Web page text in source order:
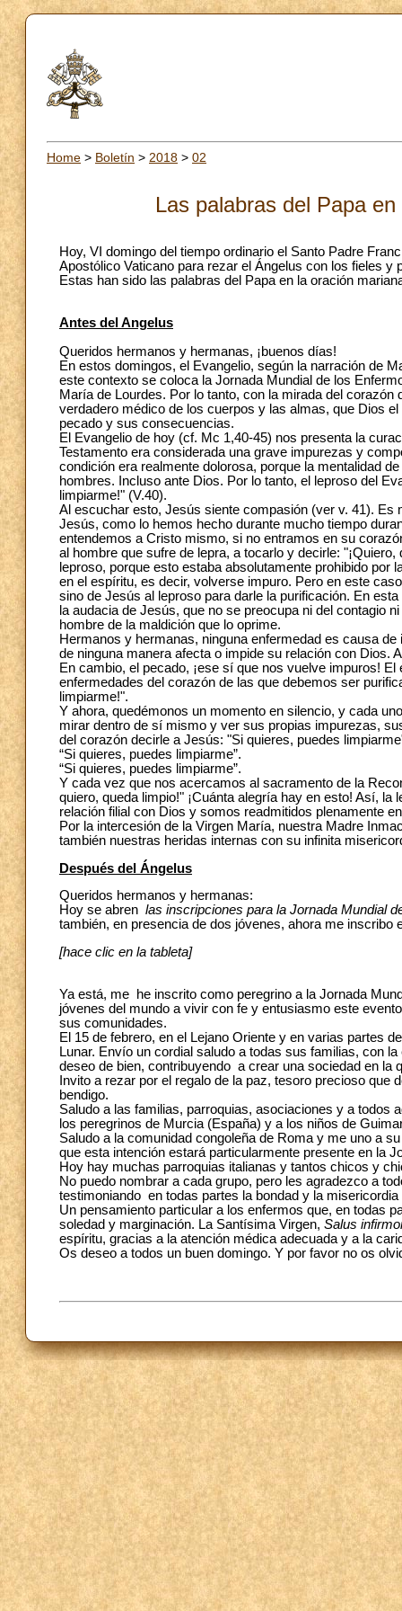
Home > Boletín > 2018 > 02
Las palabras del Papa
Hoy, VI domingo del tiempo ordinario el Santo Padre
Apostólico Vaticano para rezar el Ángelus con los fieles
Estas han sido las palabras del Papa en la oración
Antes del Angelus
Queridos hermanos y hermanas, ¡buenos días!
En estos domingos, el Evangelio, según la narración de
este contexto se coloca la Jornada Mundial de los
María de Lourdes. Por lo tanto, con la mirada del
verdadero médico de los cuerpos y las almas, que Dios
pecado y sus consecuencias.
El Evangelio de hoy (cf. Mc 1,40-45) nos presenta la
Testamento era considerada una grave impurezas y
condición era realmente dolorosa, porque la mentalidad
hombres. Incluso ante Dios. Por lo tanto, el leproso del
limpiarme!" (V.40).
Al escuchar esto, Jesús siente compasión (ver v. 41). Es
Jesús, como lo hemos hecho durante mucho tiempo
entendemos a Cristo mismo, si no entramos en su
al hombre que sufre de lepra, a tocarlo y decirle:
leproso, porque esto estaba absolutamente prohibido
en el espíritu, es decir, volverse impuro. Pero en este
sino de Jesús al leproso para darle la purificación. En
la audacia de Jesús, que no se preocupa ni del contagio
hombre de la maldición que lo oprime.
Hermanos y hermanas, ninguna enfermedad es causa
de ninguna manera afecta o impide su relación con Dios.
En cambio, el pecado, ¡ese sí que nos vuelve impuros!
enfermedades del corazón de las que debemos ser
limpiarme!".
Y ahora, quedémonos un momento en silencio, y cada
mirar dentro de sí mismo y ver sus propias impurezas,
del corazón decirle a Jesús: "Si quieres, puedes
“Si quieres, puedes limpiarme”.
“Si quieres, puedes limpiarme”.
Y cada vez que nos acercamos al sacramento de la
quiero, queda limpio!" ¡Cuánta alegría hay en esto! Así,
relación filial con Dios y somos readmitidos plenamente
Por la intercesión de la Virgen María, nuestra Madre
también nuestras heridas internas con su infinita
Después del Ángelus
Queridos hermanos y hermanas:
Hoy se abren las inscripciones para la Jornada Mundial
también, en presencia de dos jóvenes, ahora me inscribo
[hace clic en la tableta]
Ya está, me he inscrito como peregrino a la Jornada
jóvenes del mundo a vivir con fe y entusiasmo este
sus comunidades.
El 15 de febrero, en el Lejano Oriente y en varias partes
Lunar. Envío un cordial saludo a todas sus familias, con
deseo de bien, contribuyendo a crear una sociedad en la
Invito a rezar por el regalo de la paz, tesoro precioso
bendigo.
Saludo a las familias, parroquias, asociaciones y a todos
los peregrinos de Murcia (España) y a los niños de
Saludo a la comunidad congoleña de Roma y me uno a
que esta intención estará particularmente presente en la
Hoy hay muchas parroquias italianas y tantos chicos y
No puedo nombrar a cada grupo, pero les agradezco a
testimoniando en todas partes la bondad y la misericordia
Un pensamiento particular a los enfermos que, en todas
soledad y marginación. La Santísima Virgen, Salus
espíritu, gracias a la atención médica adecuada y a la
Os deseo a todos un buen domingo. Y por favor no os